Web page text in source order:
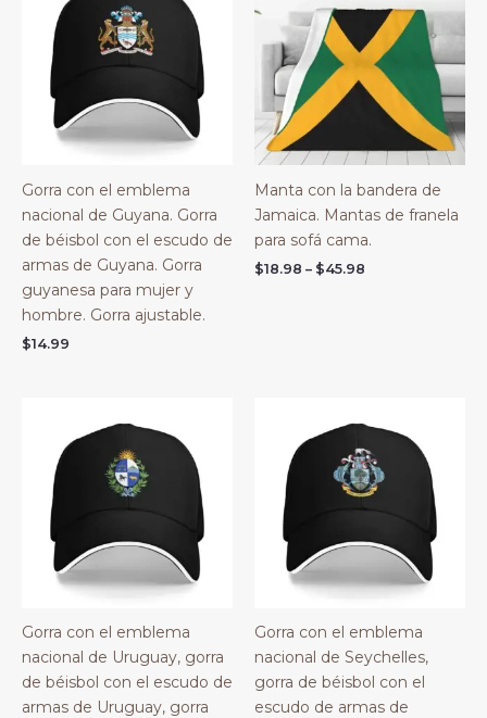
Gorra con el emblema
nacional de Guyana. Gorra
de béisbol con el escudo de
armas de Guyana. Gorra
guyanesa para mujer y
hombre. Gorra ajustable.
$14.99
Manta con la bandera de
Jamaica. Mantas de franela
para sofá cama.
$18.98 – $45.98
Gorra con el emblema
nacional de Uruguay, gorra
de béisbol con el escudo de
armas de Uruguay, gorra
Gorra con el emblema
nacional de Seychelles,
gorra de béisbol con el
escudo de armas de